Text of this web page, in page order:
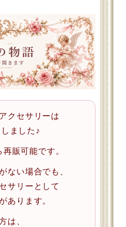
クセサリーは
ました♪
販可能です。
ない場合でも、
サリーとして
あります。
は、